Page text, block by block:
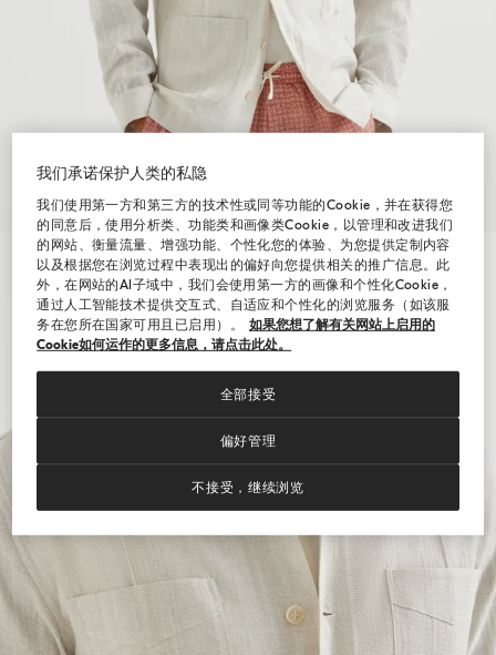
我们承诺保护人类的私隐
我们使用第一方和第三方的技术性或同等功能的Cookie，并在获得您
的同意后，使用分析类、功能类和画像类Cookie，以管理和改进我们
的网站、衡量流量、增强功能、个性化您的体验、为您提供定制内容
以及根据您在浏览过程中表现出的偏好向您提供相关的推广信息。此
外，在网站的AI子域中，我们会使用第一方的画像和个性化Cookie，
通过人工智能技术提供交互式、自适应和个性化的浏览服务（如该服
务在您所在国家可用且已启用）。
如果您想了解有关网站上启用的
Cookie如何运作的更多信息，请点击此处。
偏好管理
不接受，继续浏览
全部接受